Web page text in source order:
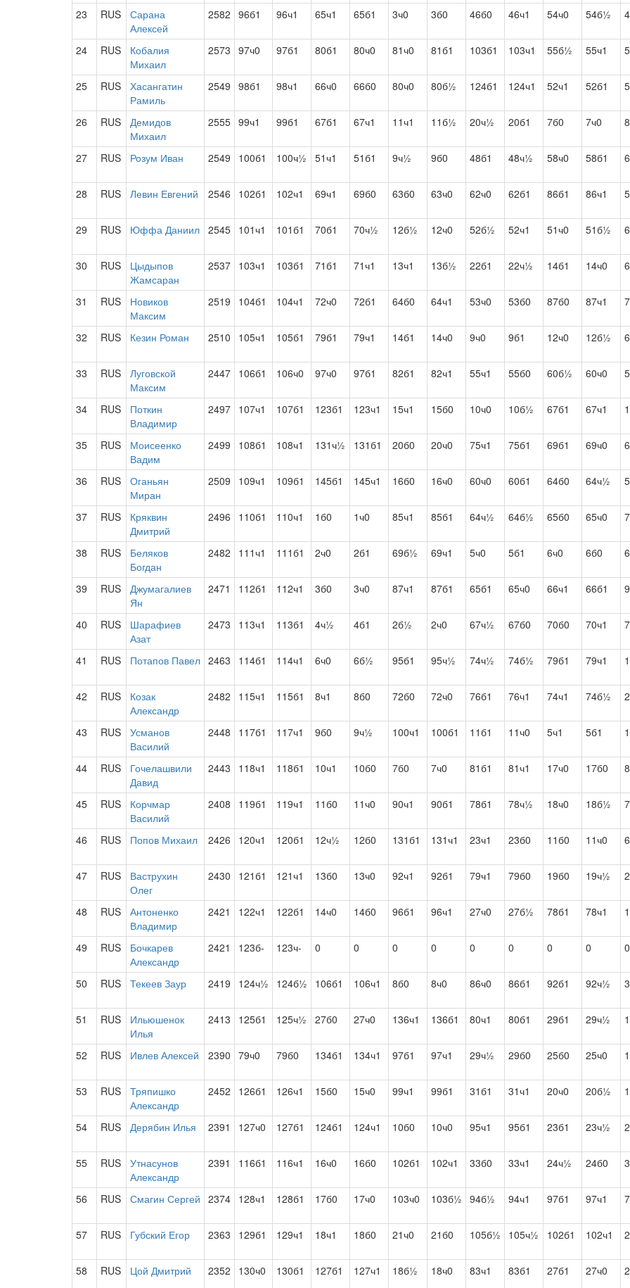
23 RUS
Сарана
Алексей
2582 96б1 96ч1 65ч1 65б1 3ч0 3б0 46б0 46ч1 54ч0 54б½
24 RUS
Кобалия
Михаил
2573 97ч0 97б1 80б1 80ч0 81ч0 81б1 103б1 103ч1 55б½ 55ч1
25 RUS
Хасангатин
Рамиль
2549 98б1 98ч1 66ч0 66б0 80ч0 80б½ 124б1 124ч1 52ч1 52б1
26 RUS
Демидов
Михаил
2555 99ч1 99б1 67б1 67ч1 11ч1 11б½ 20ч½ 20б1 7б0 7ч0
27 RUS Розум Иван 2549 100б1 100ч½ 51ч1 51б1 9ч½ 9б0 48б1 48ч½ 58ч0 58б1
28 RUS Левин Евгений 2546 102б1 102ч1 69ч1 69б0 63б0 63ч0 62ч0 62б1 86б1 86ч1
29 RUS Юффа Даниил 2545 101ч1 101б1 70б1 70ч½ 12б½ 12ч0 52б½ 52ч1 51ч0 51б½
30 RUS
Цыдыпов
Жамсаран
2537 103ч1 103б1 71б1 71ч1 13ч1 13б½ 22б1 22ч½ 14б1 14ч0
31 RUS
Новиков
Максим
2519 104б1 104ч1 72ч0 72б1 64б0 64ч1 53ч0 53б0 87б0 87ч1
32 RUS Кезин Роман 2510 105ч1 105б1 79б1 79ч1 14б1 14ч0 9ч0 9б1 12ч0 12б½
33 RUS
Луговской
Максим
2447 106б1 106ч0 97ч0 97б1 82б1 82ч1 55ч1 55б0 60б½ 60ч0
34 RUS
Поткин
Владимир
2497 107ч1 107б1 123б1 123ч1 15ч1 15б0 10ч0 10б½ 67б1 67ч1
35 RUS
Моисеенко
Вадим
2499 108б1 108ч1 131ч½ 131б1 20б0 20ч0 75ч1 75б1 69б1 69ч0
36 RUS
Оганьян
Миран
2509 109ч1 109б1 145б1 145ч1 16б0 16ч0 60ч0 60б1 64б0 64ч½
37 RUS
Кряквин
Дмитрий
2496 110б1 110ч1 1б0 1ч0 85ч1 85б1 64ч½ 64б½ 65б0 65ч0
38 RUS
Беляков
Богдан
2482 111ч1 111б1 2ч0 2б1 69б½ 69ч1 5ч0 5б1 6ч0 6б0
39 RUS
Джумагалиев
Ян
2471 112б1 112ч1 3б0 3ч0 87ч1 87б1 65б1 65ч0 66ч1 66б1
40 RUS
Шарафиев
Азат
2473 113ч1 113б1 4ч½ 4б1 2б½ 2ч0 67ч½ 67б0 70б0 70ч1
41 RUS Потапов Павел 2463 114б1 114ч1 6ч0 6б½ 95б1 95ч½ 74ч½ 74б½ 79б1 79ч1
42 RUS
Козак
Александр
2482 115ч1 115б1 8ч1 8б0 72б0 72ч0 76б1 76ч1 74ч1 74б½
43 RUS
Усманов
Василий
2448 117б1 117ч1 9б0 9ч½ 100ч1 100б1 11б1 11ч0 5ч1 5б1
44 RUS
Гочелашвили
Давид
2443 118ч1 118б1 10ч1 10б0 7б0 7ч0 81б1 81ч1 17ч0 17б0
45 RUS
Корчмар
Василий
2408 119б1 119ч1 11б0 11ч0 90ч1 90б1 78б1 78ч½ 18ч0 18б½
46 RUS Попов Михаил 2426 120ч1 120б1 12ч½ 12б0 131б1 131ч1 23ч1 23б0 11б0 11ч0
47 RUS
Ваструхин
Олег
2430 121б1 121ч1 13б0 13ч0 92ч1 92б1 79ч1 79б0 19б0 19ч½
48 RUS
Антоненко
Владимир
2421 122ч1 122б1 14ч0 14б0 96б1 96ч1 27ч0 27б½ 78б1 78ч1
49 RUS
Бочкарев
Александр
2421 123б- 123ч- 0 0 0 0 0 0 0 0 0
50 RUS Текеев Заур 2419 124ч½ 124б½ 106б1 106ч1 8б0 8ч0 86ч0 86б1 92б1 92ч½
51 RUS
Ильюшенок
Илья
2413 125б1 125ч½ 27б0 27ч0 136ч1 136б1 80ч1 80б1 29б1 29ч½
52 RUS Ивлев Алексей 2390 79ч0 79б0 134б1 134ч1 97б1 97ч1 29ч½ 29б0 25б0 25ч0
53 RUS
Тряпишко
Александр
2452 126б1 126ч1 15б0 15ч0 99ч1 99б1 31б1 31ч1 20ч0 20б½
54 RUS Дерябин Илья 2391 127ч0 127б1 124б1 124ч1 10б0 10ч0 95ч1 95б1 23б1 23ч½
55 RUS
Утнасунов
Александр
2391 116б1 116ч1 16ч0 16б0 102б1 102ч1 33б0 33ч1 24ч½ 24б0
56 RUS Смагин Сергей 2374 128ч1 128б1 17б0 17ч0 103ч0 103б½ 94б½ 94ч1 97б1 97ч1
57 RUS Губский Егор 2363 129б1 129ч1 18ч1 18б0 21ч0 21б0 105б½ 105ч½ 102б1 102ч1
58 RUS Цой Дмитрий 2352 130ч0 130б1 127б1 127ч1 18б½ 18ч0 83ч1 83б1 27б1 27ч0